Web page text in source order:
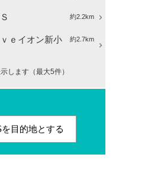
約2.2km
約2.7km
ｅイオン新小
します（最大5件）
を目的地とする